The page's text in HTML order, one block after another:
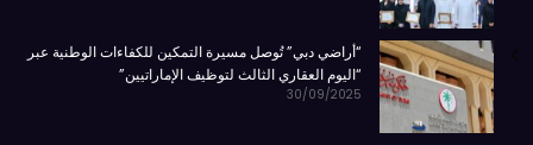
“أراضي دبي” تُوصل مسيرة التمكين للكفاءات الوطنية عبر
“اليوم العقاري الثالث لتوظيف الإماراتيين”
30/09/2025